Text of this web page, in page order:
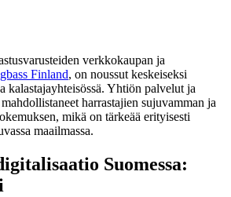
verkkokaupan ja
Finland, on noussut keskeiseksi
kalastajayhteisössä. Yhtiön palvelut ja
harrastajien sujuvamman ja
mikä on tärkeää erityisesti
maailmassa.
Suomessa: